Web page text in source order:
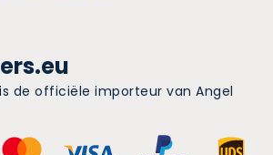
de officiële importeur van Angel